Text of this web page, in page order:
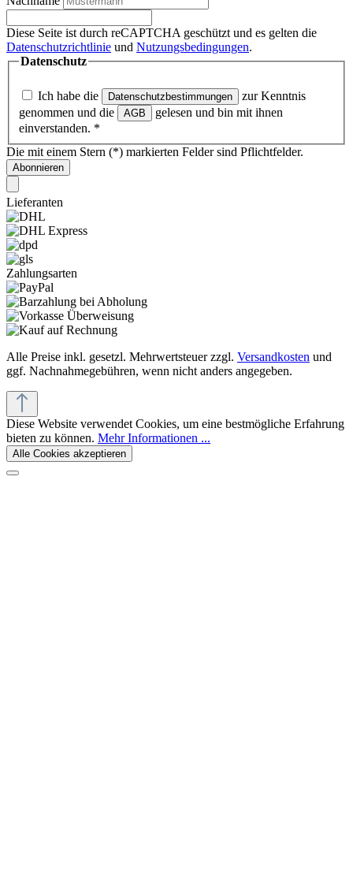
Diese Seite ist durch reCAPTCHA geschützt und es gelten die
Datenschutzrichtlinie und Nutzungsbedingungen.
Datenschutz
Ich habe die Datenschutzbestimmungen
zur Kenntnis
genommen und die
AGB
gelesen und bin mit ihnen
einverstanden. *
Die mit einem Stern (*) markierten Felder sind Pflichtfelder.
Abonnieren
Lieferanten
Zahlungsarten
Alle Preise inkl. gesetzl. Mehrwertsteuer zzgl. Versandkosten und
ggf. Nachnahmegebühren, wenn nicht anders angegeben.
Diese Website verwendet Cookies, um eine bestmögliche Erfahrung
bieten zu können. Mehr Informationen ...
Alle Cookies akzeptieren